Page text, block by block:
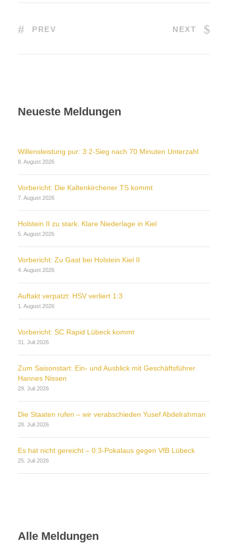
PREV NEXT
Neueste Meldungen
Willensleistung pur: 3:2-Sieg nach 70 Minuten Unterzahl
8. August 2026
Vorbericht: Die Kaltenkirchener TS kommt
7. August 2026
Holstein II zu stark: Klare Niederlage in Kiel
5. August 2026
Vorbericht: Zu Gast bei Holstein Kiel II
4. August 2026
Auftakt verpatzt: HSV verliert 1:3
1. August 2026
Vorbericht: SC Rapid Lübeck kommt
31. Juli 2026
Zum Saisonstart: Ein- und Ausblick mit Geschäftsführer
Hannes Nissen
29. Juli 2026
Die Staaten rufen – wir verabschieden Yusef Abdelrahman
28. Juli 2026
Es hat nicht gereicht – 0:3-Pokalaus gegen VfB Lübeck
25. Juli 2026
Alle Meldungen